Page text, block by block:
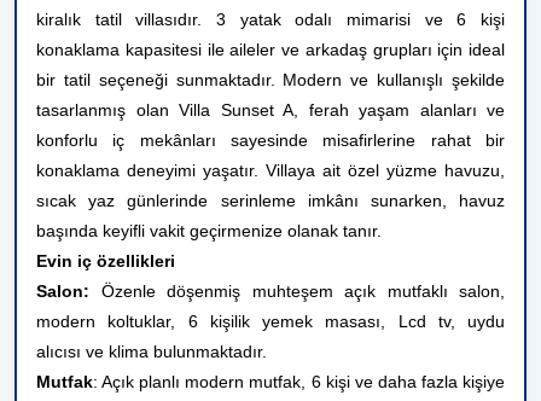
kiralık tatil villasıdır. 3 yatak odalı mimarisi ve 6 kişi
konaklama kapasitesi ile aileler ve arkadaş grupları için ideal
bir tatil seçeneği sunmaktadır. Modern ve kullanışlı şekilde
tasarlanmış olan Villa Sunset A, ferah yaşam alanları ve
konforlu iç mekânları sayesinde misafirlerine rahat bir
konaklama deneyimi yaşatır. Villaya ait özel yüzme havuzu,
sıcak yaz günlerinde serinleme imkânı sunarken, havuz
başında keyifli vakit geçirmenize olanak tanır.
Evin iç özellikleri
Salon: Özenle döşenmiş muhteşem açık mutfaklı salon,
modern koltuklar, 6 kişilik yemek masası, Lcd tv, uydu
alıcısı ve klima bulunmaktadır.
Mutfak: Açık planlı modern mutfak, 6 kişi ve daha fazla kişiye